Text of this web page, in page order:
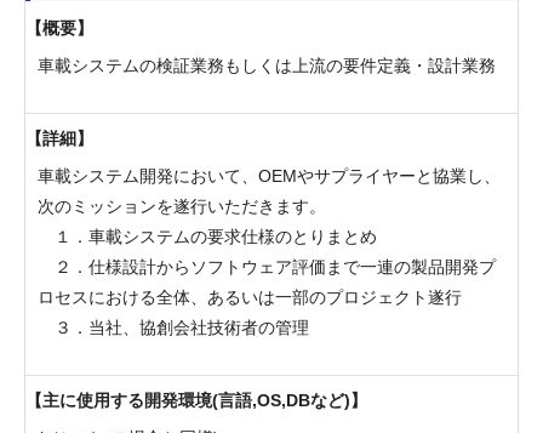
概要
車載システムの検証業務もしくは上流の要件定義・設計業務
詳細
車載システム開発において、OEMやサプライヤーと協業し、
次のミッションを遂行いただきます。
１．車載システムの要求仕様のとりまとめ
２．仕様設計からソフトウェア評価まで一連の製品開発プ
ロセスにおける全体、あるいは一部のプロジェクト遂行
３．当社、協創会社技術者の管理
主に使用する開発環境(言語,OS,DBなど)